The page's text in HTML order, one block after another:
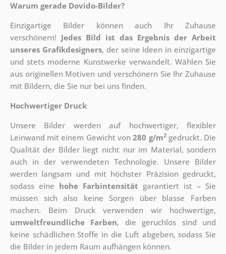
Warum gerade Dovido-Bilder?
Einzigartige Bilder können auch Ihr Zuhause
verschönern! Jedes Bild ist das Ergebnis der Arbeit
unseres Grafikdesigners, der seine Ideen in einzigartige
und stets moderne Kunstwerke verwandelt. Wählen Sie
aus originellen Motiven und verschönern Sie Ihr Zuhause
mit Bildern, die Sie nur bei uns finden.
Hochwertiger Druck
Unsere Bilder werden auf hochwertiger, flexibler
Leinwand mit einem Gewicht von280 g/m2gedruckt. Die
Qualität der Bilder liegt nicht nur im Material, sondern
auch in der verwendeten Technologie. Unsere Bilder
werden langsam und mit höchster Präzision gedruckt,
sodass eine hohe Farbintensität garantiert ist – Sie
müssen sich also keine Sorgen über blasse Farben
machen. Beim Druck verwenden wir hochwertige,
umweltfreundliche Farben, die geruchlos sind und
keine schädlichen Stoffe in die Luft abgeben, sodass Sie
die Bilder in jedem Raum aufhängen können.